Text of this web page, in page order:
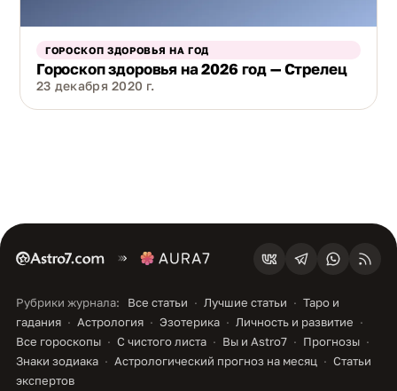
ГОРОСКОП ЗДОРОВЬЯ НА ГОД
Гороскоп здоровья на 2026 год — Стрелец
23 декабря 2020 г.
Рубрики журнала: Все статьи Лучшие статьи
Таро и
гадания
Астрология Эзотерика
Личность и развитие
Все гороскопы
С чистого листа Вы и Astro7
Прогнозы
Знаки зодиака
Астрологический прогноз на месяц
Статьи
экспертов